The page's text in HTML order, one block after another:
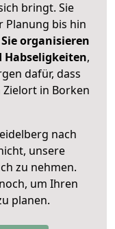
bringt. Sie
Planung bis hin
Sie organisieren
Habseligkeiten,
dafür, dass
in Borken
nach
unsere
zu nehmen.
um Ihren
planen.